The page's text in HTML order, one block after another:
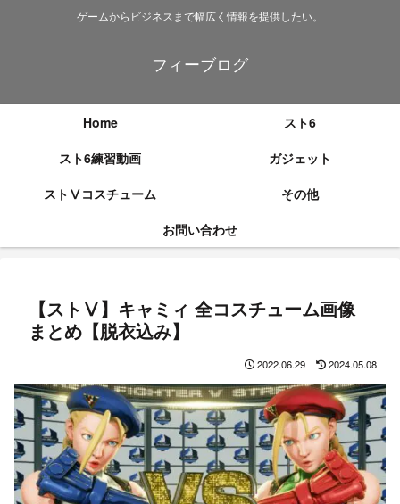
ゲームからビジネスまで幅広く情報を提供したい。
フィーブログ
Home
スト6
スト6練習動画
ガジェット
ストⅤコスチューム
その他
お問い合わせ
【ストⅤ】キャミィ 全コスチューム画像
まとめ【脱衣込み】
2022.06.29 2024.05.08